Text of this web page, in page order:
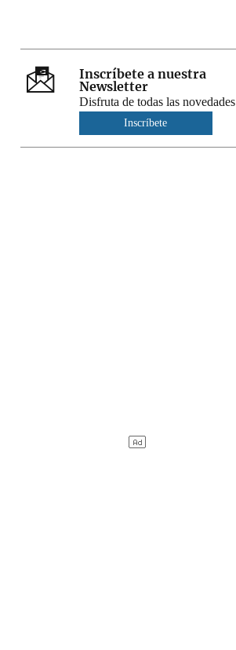
Inscríbete a nuestra
Newsletter
Disfruta de todas las novedades
Inscríbete